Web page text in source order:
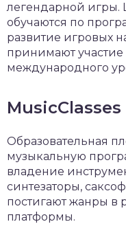
легендарной игры.
обучаются по
развитие игровых
принимают участие
международного
MusicClasses
Образовательная
музыкальную
владение
синтезаторы,
постигают жанры в
платформы.